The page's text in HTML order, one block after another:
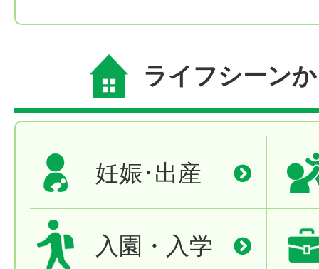
ライフシーン
妊娠･出産
入園・入学